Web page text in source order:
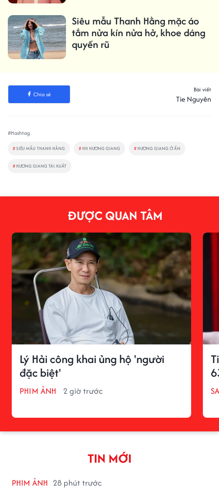
Siêu mẫu Thanh Hằng mặc áo
tắm nửa kín nửa hở, khoe dáng
quyến rũ
Chia sẻ
Bài viết
Tie Nguyên
#Hashtag
#SIÊU MẪU THANH HẰNG # HH HƯƠNG GIANG # HƯƠNG GIANG Ở ẨN
# HƯƠNG GIANG TÁI XUẤT
ĐƯỢC QUAN TÂM
Lý Hải công khai ủng hộ 'người
đặc biệt'
PHIM ẢNH 2 giờ trước
TIN MỚI
PHIM ẢNH 28 phút trước